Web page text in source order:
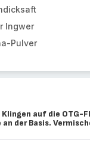
Ingwer
Pulver
auf die OTG-
der Basis.